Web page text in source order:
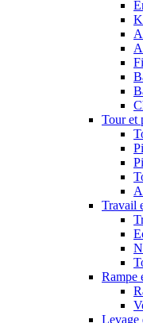
Tour et
Travail
Rampe
Levage